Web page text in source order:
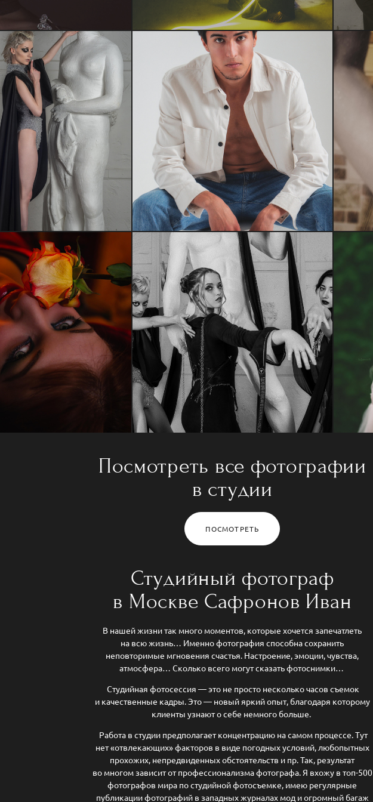
Посмотреть все фотографии
в студии
ПОСМОТРЕТЬ
Студийный фотограф
в Москве Сафронов Иван
В нашей жизни так много моментов, которые хочется запечатлеть
на всю жизнь… Именно фотография способна сохранить
неповторимые мгновения счастья. Настроение, эмоции, чувства,
атмосфера… Сколько всего могут сказать фотоснимки…
Студийная фотосессия — это не просто несколько часов съемок
и качественные кадры. Это — новый яркий опыт, благодаря которому
клиенты узнают о себе немного больше.
Работа в студии предполагает концентрацию на самом процессе. Тут
нет «отвлекающих» факторов в виде погодных условий, любопытных
прохожих, непредвиденных обстоятельств и пр. Так, результат
во многом зависит от профессионализма фотографа. Я вхожу в топ-500
фотографов мира по студийной фотосъемке, имею регулярные
публикации фотографий в западных журналах мод и огромный багаж